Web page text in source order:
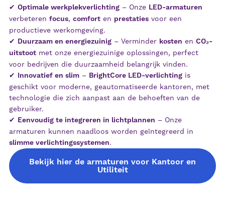
✔ Optimale werkplekverlichting – Onze LED-armaturen
verbeteren focus, comfort en prestaties voor een
productieve werkomgeving.
✔ Duurzaam en energiezuinig – Verminder kosten en CO₂-
uitstoot met onze energiezuinige oplossingen, perfect
voor bedrijven die duurzaamheid belangrijk vinden.
✔ Innovatief en slim – BrightCore LED-verlichting is
geschikt voor moderne, geautomatiseerde kantoren, met
technologie die zich aanpast aan de behoeften van de
gebruiker.
✔ Eenvoudig te integreren in lichtplannen – Onze
armaturen kunnen naadloos worden geïntegreerd in
slimme verlichtingssystemen.
Bekijk hier de armaturen voor Kantoor en
Utiliteit